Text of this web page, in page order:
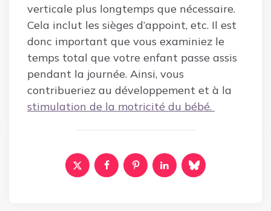
verticale plus longtemps que nécessaire.
Cela inclut les sièges d’appoint, etc. Il est
donc important que vous examiniez le
temps total que votre enfant passe assis
pendant la journée. Ainsi, vous
contribueriez au développement et à la
stimulation de la motricité du bébé.